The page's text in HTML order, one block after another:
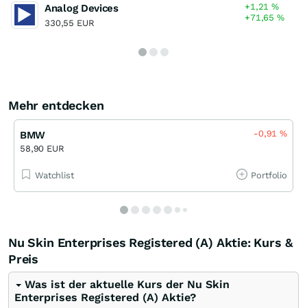
Analog Devices
330,55 EUR
+1,21%
+71,65%
Mehr entdecken
BMW
58,90 EUR
-0,91%
Watchlist Portfolio
Nu Skin Enterprises Registered (A) Aktie: Kurs &
Preis
Was ist der aktuelle Kurs der Nu Skin
Enterprises Registered (A) Aktie?